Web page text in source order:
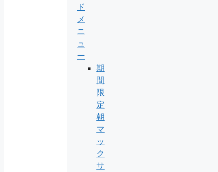
ド
メ
ニ
ュ
ー
期
間
限
定
朝
マ
ッ
ク
サ